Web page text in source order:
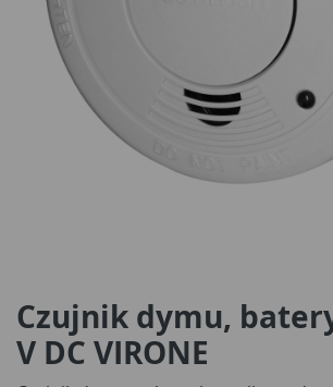
Czujnik dymu,
V DC VIRONE